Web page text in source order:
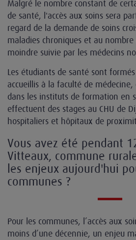
Malgré le nombre constant de
de santé, l'accès aux soins sera
regard de la demande de soins
maladies chroniques et au
moindre suivie par les médecins
Les étudiants de santé sont
accueillis à la faculté de
dans les instituts de formation en
effectuent des stages au CHU de
hospitaliers et hôpitaux de
Vous avez été pendant
Vitteaux, commune
les enjeux aujourd'hui
communes ?
Pour les communes, l’accès aux
moins d’une décennie, un enjeu